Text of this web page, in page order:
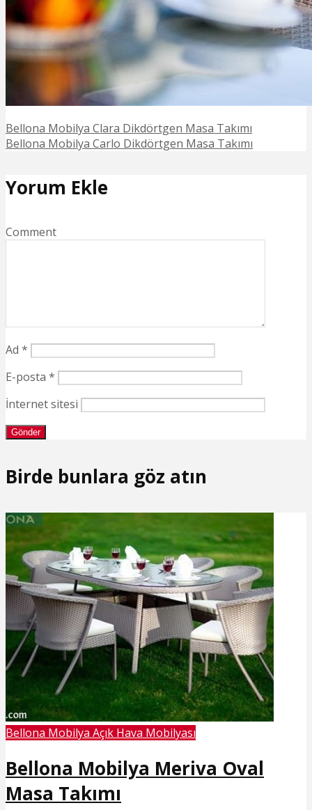
Bellona Mobilya Clara Dikdörtgen Masa Takımı
Bellona Mobilya Carlo Dikdörtgen Masa Takımı
Yorum Ekle
Comment
Ad *
E-posta *
İnternet sitesi
Birde bunlara göz atın
Bellona Mobilya Açık Hava Mobilyası
Bellona Mobilya Meriva Oval
Masa Takımı